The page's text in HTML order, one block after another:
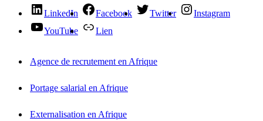
LinkedIn Facebook Twitter
Instagram
YouTube
Lien
Agence de recrutement en Afrique
Portage salarial en Afrique
Externalisation en Afrique